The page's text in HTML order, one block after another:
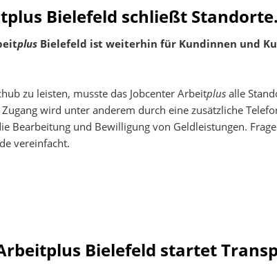
Bielefeld schließt
plus Bielefeld ist weiterhin für Kundinnen und
zu leisten, musste das Jobcenter Arbeitplus alle
wird unter anderem durch eine zusätzliche
Bearbeitung und Bewilligung von Geldleistungen.
vereinfacht.
Bielefeld startet